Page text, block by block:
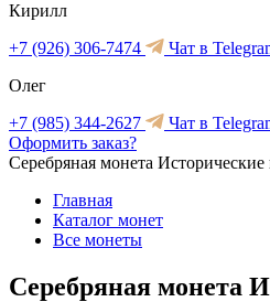
Кирилл
+7 (926) 306-7474
Чат в
Олег
+7 (985) 344-2627
Чат в
Оформить заказ?
Серебряная монета
Главная
Каталог монет
Все монеты
Серебряная монета